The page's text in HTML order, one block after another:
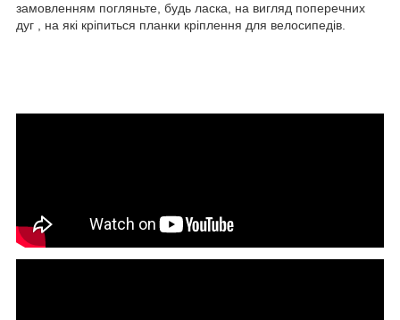
замовленням погляньте, будь ласка, на вигляд поперечних
дуг , на які кріпиться планки кріплення для велосипедів.